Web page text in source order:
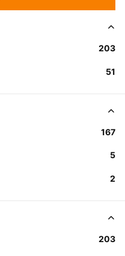
203
51
167
5
2
203